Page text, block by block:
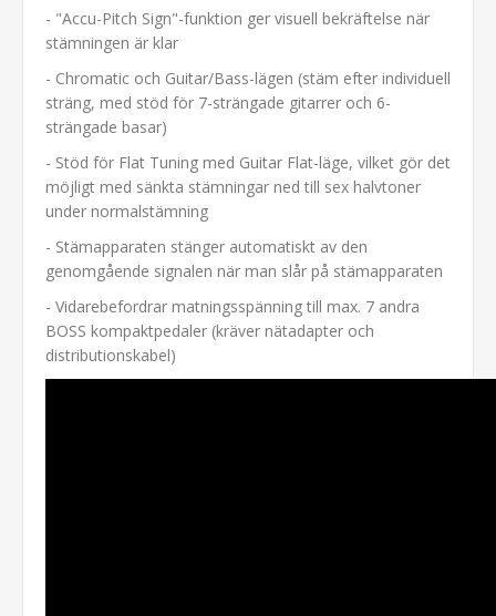
- "Accu-Pitch Sign"-funktion ger visuell bekräftelse när
stämningen är klar
- Chromatic och Guitar/Bass-lägen (stäm efter individuell
sträng, med stöd för 7-strängade gitarrer och 6-
strängade basar)
- Stöd för Flat Tuning med Guitar Flat-läge, vilket gör det
möjligt med sänkta stämningar ned till sex halvtoner
under normalstämning
- Stämapparaten stänger automatiskt av den
genomgående signalen när man slår på stämapparaten
- Vidarebefordrar matningsspänning till max. 7 andra
BOSS kompaktpedaler (kräver nätadapter och
distributionskabel)